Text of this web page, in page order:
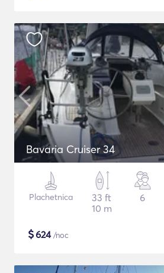
Bavaria Cruiser 34
Plachetnica
33 ft
10 m
6
$624/noc